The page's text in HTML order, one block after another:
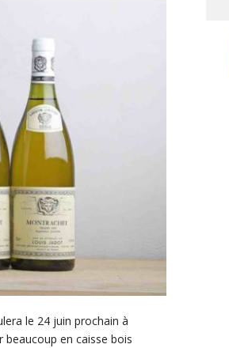
le 24 juin prochain à
beaucoup en caisse bois